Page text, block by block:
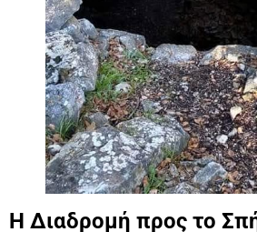
Η Διαδρομή προς το